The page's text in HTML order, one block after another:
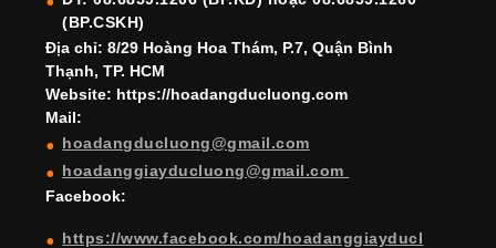
k
h
(BP.CSKH)
Địa chỉ: 8/29 Hoàng Hoa Thám, P.7, Quận Bình
Thạnh, TP. HCM
Website: https://hoadangducluong.com
Mail:
hoadangducluong@gmail.com
hoadanggiayducluong@gmail.com
Facebook:
https://www.facebook.com/hoadanggiayducl